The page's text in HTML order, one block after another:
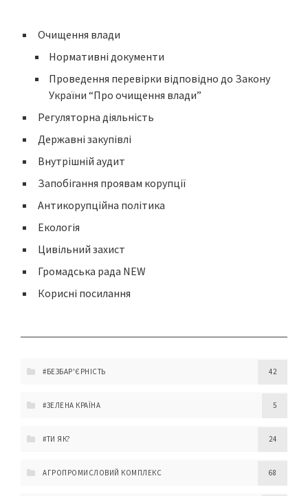
Очищення влади
Нормативні документи
Проведення перевірки відповідно до Закону
України “Про очищення влади”
Регуляторна діяльність
Державні закупівлі
Внутрішній аудит
Запобігання проявам корупції
Антикорупційна політика
Екологія
Цивільний захист
Громадська рада NEW
Корисні посилання
#БЕЗБАР'ЄРНІСТЬ 42
#ЗЕЛЕНА КРАЇНА 5
#ТИ ЯК? 24
АГРОПРОМИСЛОВИЙ КОМПЛЕКС 68